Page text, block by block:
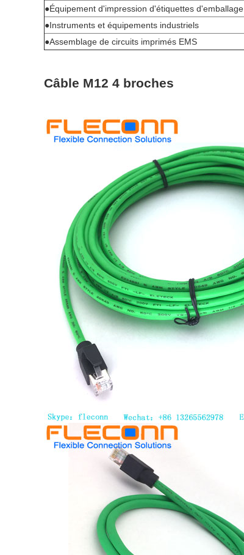
●Équipement d'impression d'étiquettes d'emballage
●Instruments et équipements industriels
●Assemblage de circuits imprimés EMS
Câble M12 4 broches